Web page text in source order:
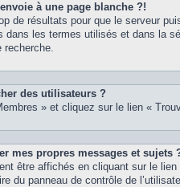
à une page blanche ?!
de résultats pour que le serveur
dans les termes utilisés et dans la
recherche.
des utilisateurs ?
» et cliquez sur le lien «
mes propres messages et sujets
être affichés en cliquant sur le
du panneau de contrôle de